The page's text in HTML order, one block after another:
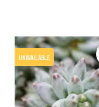
UNAVAILABLE